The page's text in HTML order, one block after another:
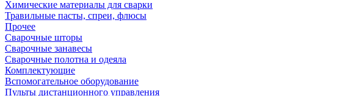
Химические материалы для сварки
Травильные пасты, спреи, флюсы
Прочее
Сварочные шторы
Сварочные занавесы
Сварочные полотна и одеяла
Комплектующие
Вспомогательное оборудование
Пульты дистанционного управления